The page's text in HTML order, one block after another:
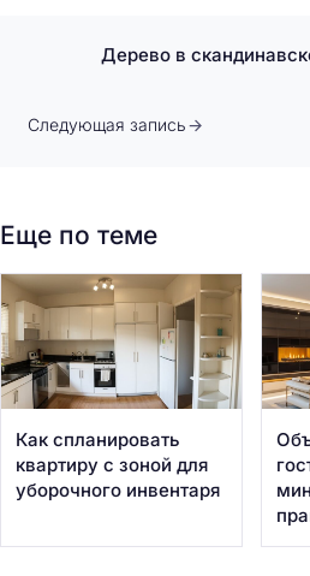
Дерево в
Следующая запись
Еще по теме
Как спланировать
квартиру с зоной для
уборочного инвентаря